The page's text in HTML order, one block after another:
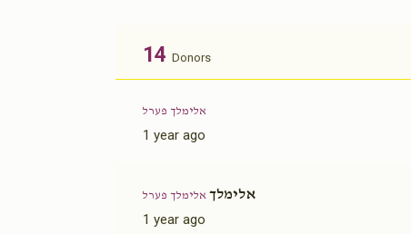
14 Donors
אלימלך פערל
1 year ago
אלימלך אלימלך פערל
1 year ago